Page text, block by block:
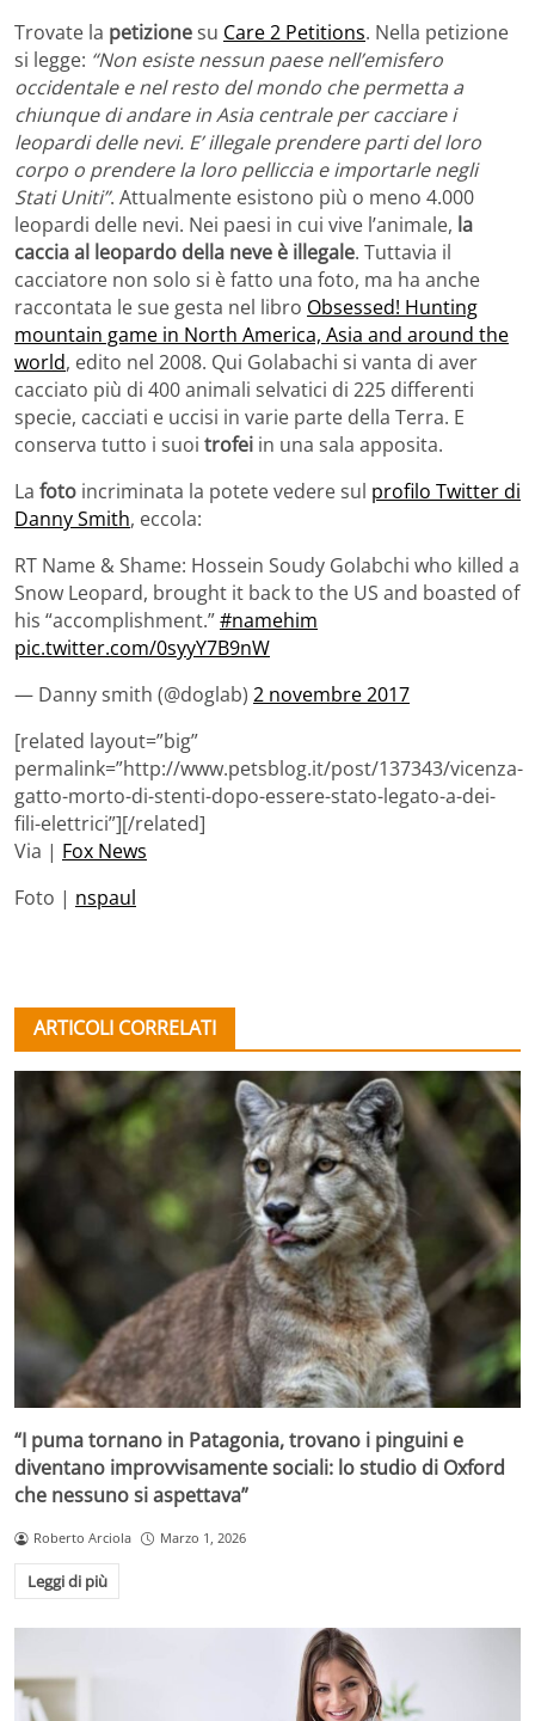
Trovate la petizionesu Care 2 Petitions. Nella petizione
si legge: “Non esiste nessun paese nell’emisfero
occidentale e nel resto del mondo che permetta a
chiunque di andare in Asia centrale per cacciare i
leopardi delle nevi. E’ illegale prendere parti del loro
corpo o prendere la loro pelliccia e importarle negli
Stati Uniti”. Attualmente esistono più o meno 4.000
leopardi delle nevi. Nei paesi in cui vive l’animale, la
caccia al leopardo della neve è illegale. Tuttavia il
cacciatore non solo si è fatto una foto, ma ha anche
raccontata le sue gesta nel libro Obsessed! Hunting
mountain game in North America, Asia and around the
world, edito nel 2008. Qui Golabachi si vanta di aver
cacciato più di 400 animali selvatici di 225 differenti
specie, cacciati e uccisi in varie parte della Terra. E
conserva tutto i suoi trofei in una sala apposita.
La foto incriminata la potete vedere sul profilo Twitter di
Danny Smith, eccola:
RT Name & Shame: Hossein Soudy Golabchi who killed a
Snow Leopard, brought it back to the US and boasted of
his “accomplishment.”#namehim
pic.twitter.com/0syyY7B9nW
— Danny smith (@doglab) 2 novembre 2017
[related layout=”big”
permalink=”http://www.petsblog.it/post/137343/vicenza-
gatto-morto-di-stenti-dopo-essere-stato-legato-a-dei-
fili-elettrici”][/related]
Via | Fox News
Foto | nspaul
ARTICOLI CORRELATI
“I puma tornano in Patagonia, trovano i pinguini e
diventano improvvisamente sociali: lo studio di Oxford
che nessuno si aspettava”
Roberto Arciola Marzo 1, 2026
Leggi di più